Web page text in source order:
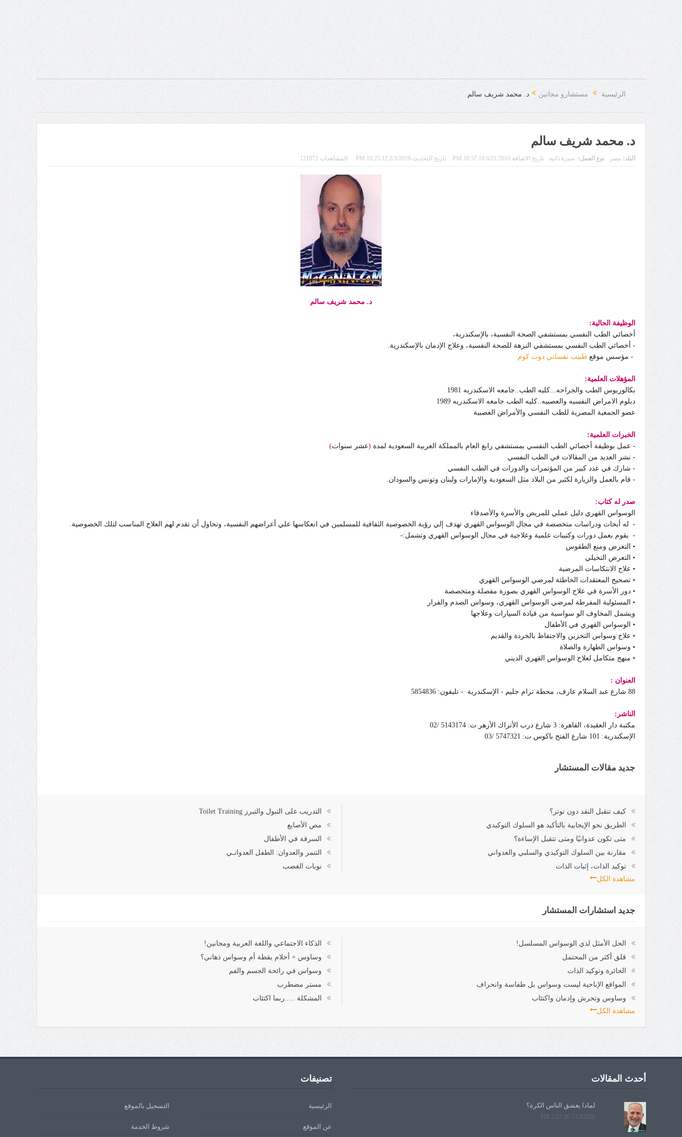
الرئيسية مستشارو مجانين د. محمد شريف سالم
د. محمد شريف سالم
البلد: مصر نوع العمل: سيرة ذاتية تاريخ الاضافة 6/21/2010 10:57:18 PM تاريخ التحديث 2/3/2019 10:25:12 PM المشاهدات 121872
د. محمد شريف سالم
الوظيفة الحالية:
أخصائي الطب النفسي بمستشفي الصحة النفسية، بالإسكندرية،
- أخصائي الطب النفسي بمستشفي النزهة للصحة النفسية، وعلاج الإدمان بالإسكندرية.
- مؤسس موقعطبيب نفساني دوت كوم
المؤهلات العلمية:
بكالوريوس الطب والجراحه...كليه الطب..جامعه الاسكندريه 1981
دبلوم الامراض النفسيه والعصبيه..كليه الطب جامعه الاسكندريه 1989
عضو الجمعية المصرية للطب النفسي والأمراض العصبية
الخبرات العلمية:
- عمل بوظيفة أخصائي الطب النفسي بمستشفي رابغ العام بالمملكة العربية السعودية لمدة (عشر سنوات)
- نشر العديد من المقالات في الطب النفسي
- شارك في عدد كبير من المؤتمرات والدورات في الطب النفسي
- قام بالعمل والزيارة لكثير من البلاد مثل السعودية والإمارات ولبنان وتونس والسودان.
صدر له كتاب:
الوسواس القهري دليل عملي للمريض والأسرة والأصدقاء
- له أبحاث ودراسات متخصصة في مجال الوسواس القهري تهدف إلي رؤية الخصوصية الثقافية للمسلمين في انعكاسها علي أعراضهم النفسية، وتحاول أن تقدم لهم العلاج المناسب لتلك الخصوصية.
- يقوم بعمل دورات وكتيبات علمية وعلاجية في مجال الوسواس القهري وتشمل:-
• التعرض ومنع الطقوس
• التعرض التخيلي
• علاج الانتكاسات المرضية
• تصحيح المعتقدات الخاطئة لمرضي الوسواس القهري
• دور الأسرة في علاج الوسواس القهري بصورة مفصلة ومتخصصة
• المسئولية المفرطة لمرضي الوسواس القهري، وسواس الصدم والفرار
ويشمل المخاوف الو سواسية من قيادة السيارات وعلاجها
• الوسواس القهري في الأطفال
• علاج وسواس التخزين والاحتفاظ بالخردة والقديم
• وسواس الطهارة والصلاة
• منهج متكامل لعلاج الوسواس القهري الديني
العنوان :
88 شارع عبد السلام عارف، محطة ترام جليم - الإسكندرية
-تليفون: 5854836
الناشر:
مكتبة دار العقيدة، القاهرة: 3 شارع درب الأتراك الأزهر ت: 5143174 /02
الإسكندرية: 101 شارع الفتح باكوس ت: 5747321 /03
جديد مقالات المستشار
كيف تتقبل النقد دون توتر؟
الطريق نحو الإيجابية بالتأكيد هو السلوك التوكيدي
متى تكون عدوانيًا ومتى تتقبل الإساءة؟
مقارنة بين السلوك التوكيدي والسلبي والعدواني
توكيد الذات، إثبات الذات
التدريب على التبول والتبرز Toilet Training
مص الأصابع
السرقة في الأطفال
التنمر والعدوان: الطفل العدوانـي
نوبات الغضب
مشاهدة الكل
جديد استشارات المستشار
الحل الأمثل لذي الوسواس المسلسل!
قلق أكثر من المحتمل
الحائرة وتوكيد الذات
المواقع الإباحية ليست وسواس بل طفاسة وانحراف
وساوس وتحرش وإدمان واكتئاب
الذكاء الاجتماعي واللغة العربية ومجانين!
وساوس + أحلام يقظة أم وسواس ذهاني؟
وسواس في رائحة الجسم والفم
مستر مضطرب
المشكلة .....ربما اكتئاب
مشاهدة الكل
أحدث المقالات
لماذا يعشق الناس الكرة؟
7/13/2026 2:27:26 PM
تصنيفات
الرئيسية التسجيل بالموقع
عن الموقع شروط الخدمة